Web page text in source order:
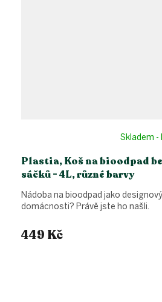
Plastia, Koš na bioodpad
sáčků - 4L, různé barvy
Skladem -
449 Kč
Nádoba na bioodpad jako
domácnosti? Právě jste ho našli.